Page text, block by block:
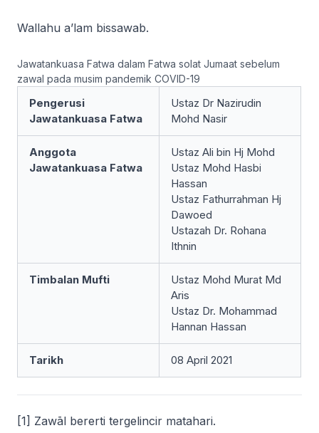
Wallahu a’lam bissawab.
Jawatankuasa Fatwa dalam Fatwa solat Jumaat sebelum
zawal pada musim pandemik COVID-19
Pengerusi
Jawatankuasa Fatwa
Ustaz Dr Nazirudin
Mohd Nasir
Anggota
Jawatankuasa Fatwa
Ustaz Ali bin Hj Mohd
Ustaz Mohd Hasbi
Hassan
Ustaz Fathurrahman Hj
Dawoed
Ustazah Dr. Rohana
Ithnin
Timbalan Mufti
Ustaz Mohd Murat Md
Aris
Ustaz Dr. Mohammad
Hannan Hassan
Tarikh 08 April 2021
[1] Zawāl bererti tergelincir matahari.